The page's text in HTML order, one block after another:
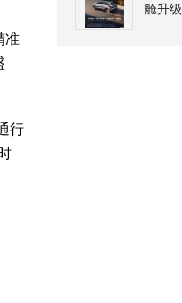
准
行
舱升级